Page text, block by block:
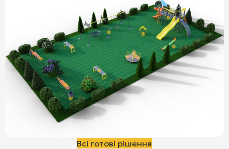
Всі готові рішення